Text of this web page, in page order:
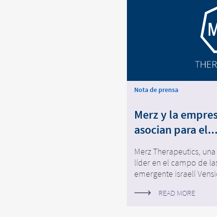
Nota de prensa
Merz y la
asocian para el...
Merz Therapeutics,
líder en el campo de
emergente israelí
READ MORE
Cambio
Está abandonando esta página.
enlaces a otros sitios web
no asumir ninguna
políticas propias de cada
Usted está
este sitio,
Merz
sitios web ni
rogamos
enlazados.